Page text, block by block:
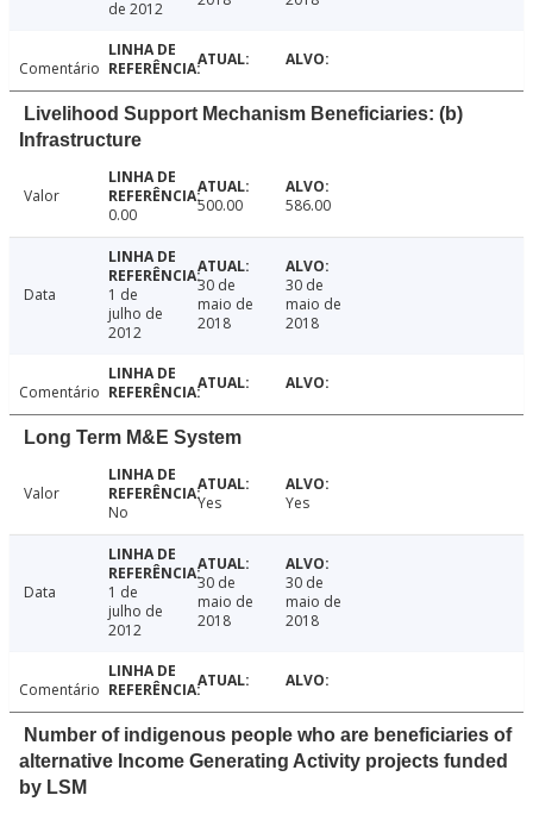
de 2012
Comentário
Livelihood Support Mechanism Beneficiaries: (b)
Infrastructure
Valor
0.00
500.00 586.00
Data
1 de
julho de
2012
30 de
maio de
2018
30 de
maio de
2018
Comentário
Long Term M&E System
Valor
No
Yes Yes
Data
1 de
julho de
2012
30 de
maio de
2018
30 de
maio de
2018
Comentário
Number of indigenous people who are beneficiaries of
alternative Income Generating Activity projects funded
by LSM